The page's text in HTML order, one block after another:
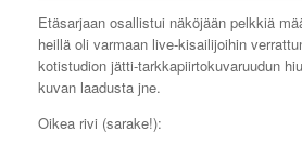
Etäsarjaan osallistui näköjään pelkkiä
heillä oli varmaan live-kisailijoihin
kotistudion jätti-tarkkapiirtokuvaruudun
kuvan laadusta jne.
Oikea rivi (sarake!):